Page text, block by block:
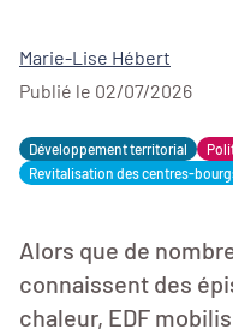
Marie-Lise Hébert
Publié le 02/07/2026
Développement territorial
Revitalisation des centres-
Alors que de
connaissent des
chaleur, EDF